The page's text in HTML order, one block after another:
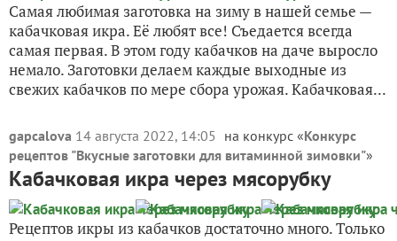
Самая любимая заготовка на зиму в нашей семье —
кабачковая икра. Её любят все! Съедается всегда
самая первая. В этом году кабачков на даче выросло
немало. Заготовки делаем каждые выходные из
свежих кабачков по мере сбора урожая. Кабачковая...
gapcalova 14 августа 2022, 14:05 на конкурс «Конкурс
рецептов "Вкусные заготовки для витаминной зимовки"»
Кабачковая икра через мясорубку
Рецептов икры из кабачков достаточно много. Только